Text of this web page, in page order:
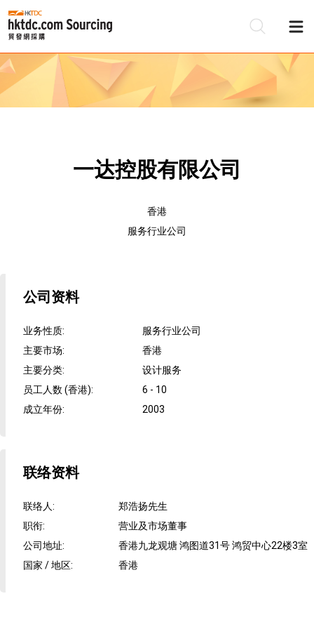
一达控股有限公司
香港
服务行业公司
公司资料
业务性质:
服务行业公司
主要市场:
香港
主要分类:
设计服务
员工人数 (香港):
6 - 10
成立年份: 2003
联络资料
联络人:
郑浩扬先生
职衔:
营业及市场董事
公司地址:
香港九龙观塘 鸿图道31号 鸿贸中心22楼3室
国家 / 地区: 香港